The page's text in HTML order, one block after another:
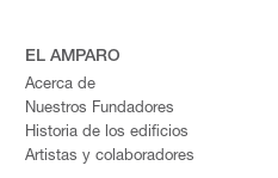
EL AMPARO
Acerca de
Nuestros Fundadores
Historia de los edificios
Artistas y colaboradores